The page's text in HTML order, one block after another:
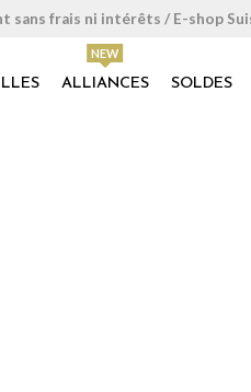
sans frais ni intérêts / E-shop
ALLIANCES SOLDES